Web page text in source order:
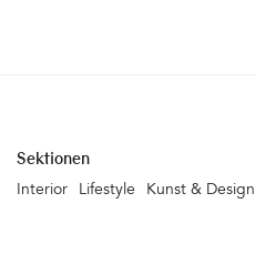
Sektionen
Interior Lifestyle Kunst & Design